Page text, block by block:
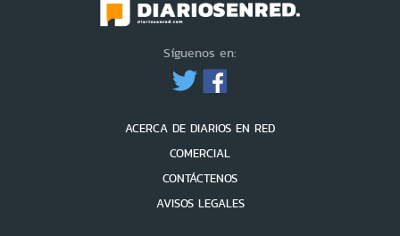
Síguenos en:
ACERCA DE DIARIOS EN RED
COMERCIAL
CONTÁCTENOS
AVISOS LEGALES